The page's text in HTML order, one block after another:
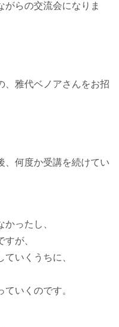
がらの交流会になりま
、雅代ベノアさんをお招
、何度か受講を続けてい
ったし、
が、
いくうちに、
いくのです。